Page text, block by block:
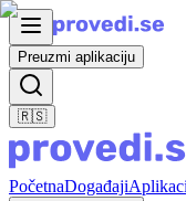
Preuzmi aplikaciju
🇷🇸
PočetnaDogađaji